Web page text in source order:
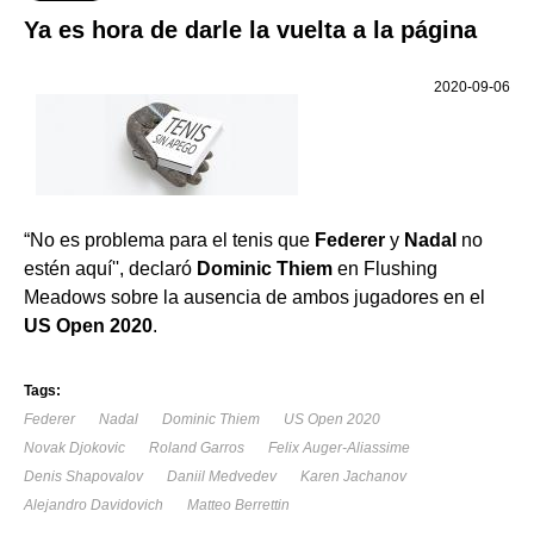
Ya es hora de darle la vuelta a la página
2020-09-06
“No es problema para el tenis que Federer y Nadal no
estén aquí'', declaró Dominic Thiem en Flushing
Meadows sobre la ausencia de ambos jugadores en el
US Open 2020.
Tags:
Federer
Nadal Dominic Thiem
US Open 2020
Novak Djokovic
Roland Garros
Felix Auger-Aliassime
Denis Shapovalov
Daniil Medvedev
Karen Jachanov
Alejandro Davidovich
Matteo Berrettin